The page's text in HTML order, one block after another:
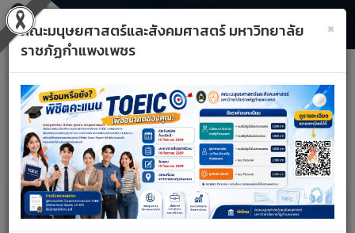
A+ A– รีเซ็ต
×
คณะมนุษยศาสตร์และสังคมศาสตร์ มหาวิทยาลัย
ราชภัฏกำแพงเพชร
Previous Next
หน้าหลัก บุคลากรสายสนับสนุน